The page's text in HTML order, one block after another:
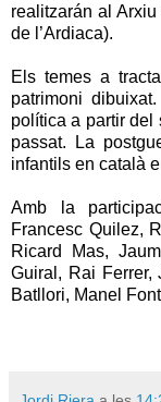
realitzarán al
de l’Ardiaca).
Els temes a
patrimoni
política a partir del
passat. La
infantils en català
Amb la
Francesc Quilez,
Ricard Mas,
Guiral, Rai Ferrer,
Batllori, Manel